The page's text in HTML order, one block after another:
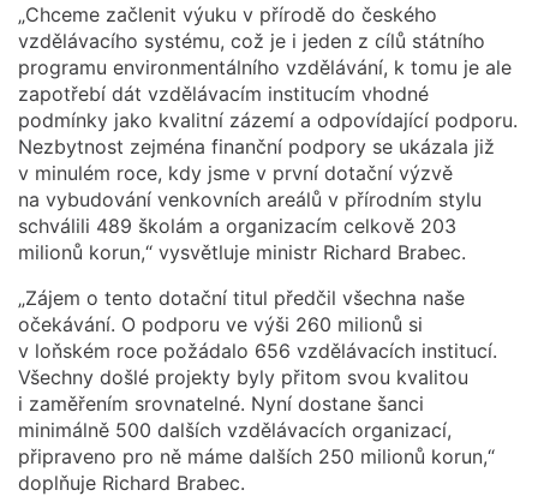
„Chceme začlenit výuku v přírodě do českého
vzdělávacího systému, což je i jeden z cílů státního
programu environmentálního vzdělávání, k tomu je ale
zapotřebí dát vzdělávacím institucím vhodné
podmínky jako kvalitní zázemí a odpovídající podporu.
Nezbytnost zejména finanční podpory se ukázala již
v minulém roce, kdy jsme v první dotační výzvě
na vybudování venkovních areálů v přírodním stylu
schválili 489 školám a organizacím celkově 203
milionů korun,“ vysvětluje ministr Richard Brabec.
„Zájem o tento dotační titul předčil všechna naše
očekávání. O podporu ve výši 260 milionů si
v loňském roce požádalo 656 vzdělávacích institucí.
Všechny došlé projekty byly přitom svou kvalitou
i zaměřením srovnatelné. Nyní dostane šanci
minimálně 500 dalších vzdělávacích organizací,
připraveno pro ně máme dalších 250 milionů korun,“
doplňuje Richard Brabec.